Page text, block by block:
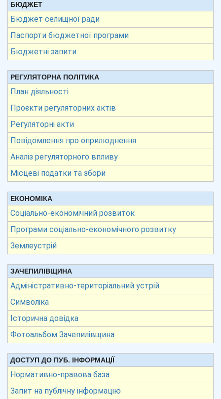
БЮДЖЕТ
Бюджет селищної ради
Паспорти бюджетної програми
Бюджетні запити
РЕГУЛЯТОРНА ПОЛІТИКА
План діяльності
Проєкти регуляторних актів
Регуляторні акти
Повідомлення про оприлюднення
Аналіз регуляторного впливу
Місцеві податки та збори
ЕКОНОМІКА
Соціально-економічний розвиток
Програми соціально-економічного розвитку
Землеустрій
ЗАЧЕПИЛІВЩИНА
Адміністративно-територіальний устрій
Символіка
Історична довідка
Фотоальбом Зачепилівщина
ДОСТУП ДО ПУБ. ІНФОРМАЦІЇ
Нормативно-правова база
Запит на публічну інформацію